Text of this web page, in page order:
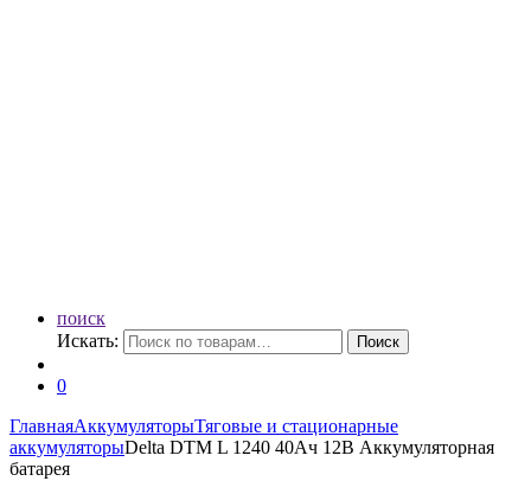
поиск
Искать:
Поиск
0
ГлавнаяАккумуляторыТяговые и стационарные
аккумуляторыDelta DTM L 1240 40Ач 12В Аккумуляторная
батарея